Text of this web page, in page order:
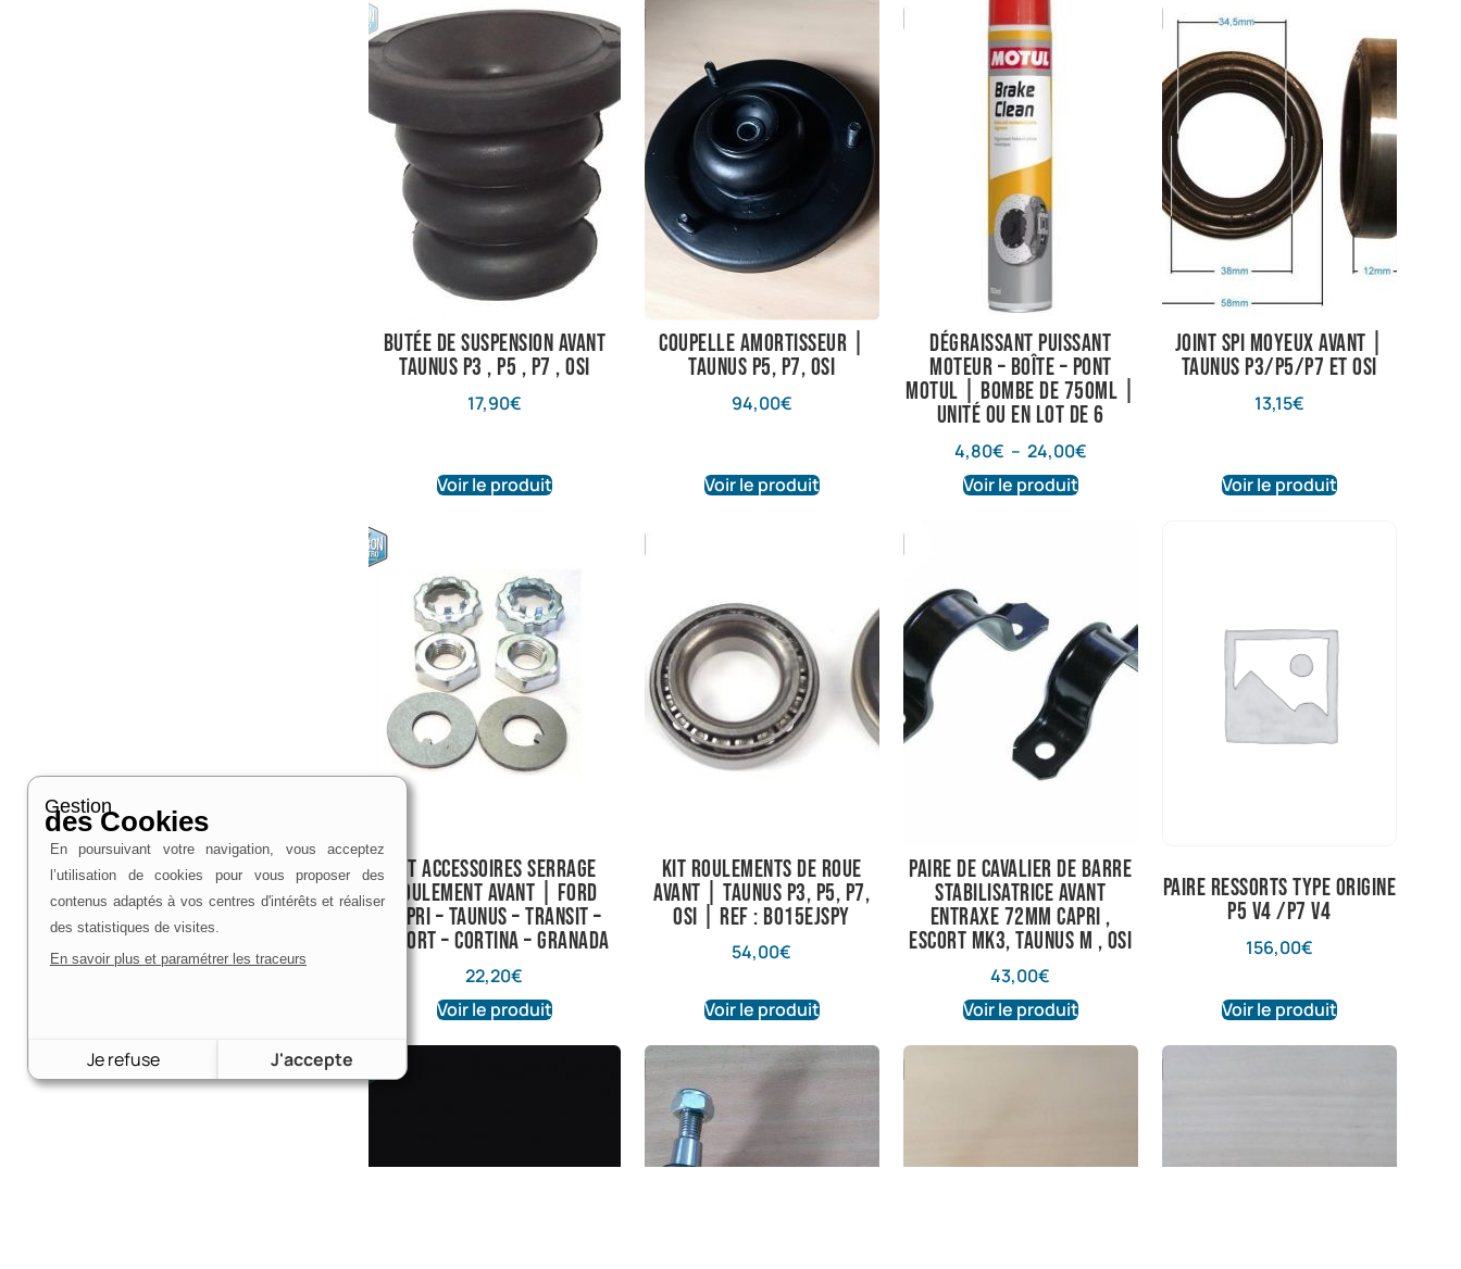
butée de suspension avant
taunus P3 , P5 , P7 , OSI
17,90€
Voir le produit
Coupelle amortisseur |
Taunus P5, P7, OSI
94,00€
Voir le produit
Dégraissant puissant
Moteur – Boîte – Pont
Motul | Bombe de 750ml |
Unité ou en lot de 6
4,80€ – 24,00€
Voir le produit
Joint spi moyeux avant |
Taunus P3/P5/P7 et OSI
13,15€
Voir le produit
kit accessoires serrage
roulement avant | Ford
Capri – Taunus – Transit –
escort – cortina – granada
22,20€
Voir le produit
Kit roulements de roue
avant | Taunus P3, P5, P7,
OSI | Ref : B015EJSPY
54,00€
Voir le produit
paire de cavalier de barre
stabilisatrice avant
entraxe 72mm capri ,
escort mk3, taunus M , OSI
43,00€
Voir le produit
paire ressorts type origine
P5 V4 /P7 V4
156,00€
Voir le produit
Gestion
des Cookies
En poursuivant votre navigation, vous acceptez
l’utilisation de cookies pour vous proposer des
contenus adaptés à vos centres d'intérêts et réaliser
des statistiques de visites.
En savoir plus et paramétrer les traceurs
Je refuse J'accepte